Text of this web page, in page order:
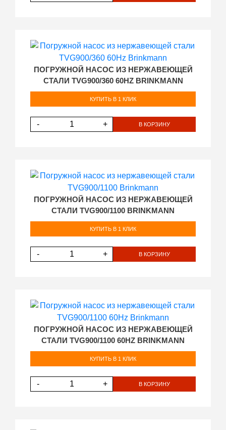
ПОГРУЖНОЙ НАСОС ИЗ НЕРЖАВЕЮЩЕЙ
СТАЛИ TVG900/360 60HZ BRINKMANN
КУПИТЬ В 1 КЛИК
- + В КОРЗИНУ
ПОГРУЖНОЙ НАСОС ИЗ НЕРЖАВЕЮЩЕЙ
СТАЛИ TVG900/1100 BRINKMANN
КУПИТЬ В 1 КЛИК
- + В КОРЗИНУ
ПОГРУЖНОЙ НАСОС ИЗ НЕРЖАВЕЮЩЕЙ
СТАЛИ TVG900/1100 60HZ BRINKMANN
КУПИТЬ В 1 КЛИК
- + В КОРЗИНУ